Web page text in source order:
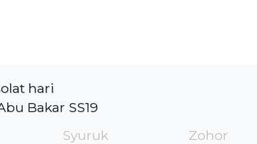
hari
Bakar SS19
Syuruk
Zohor